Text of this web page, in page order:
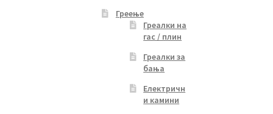
Греење
Греалки на
гас / плин
Греалки за
бања
Електричн
и камини